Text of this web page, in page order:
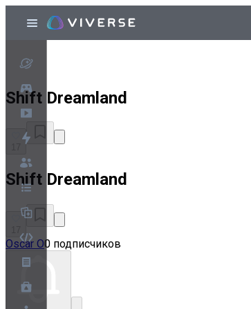
Shift Dreamland
Shift Dreamland
Oscar O0 подписчиков